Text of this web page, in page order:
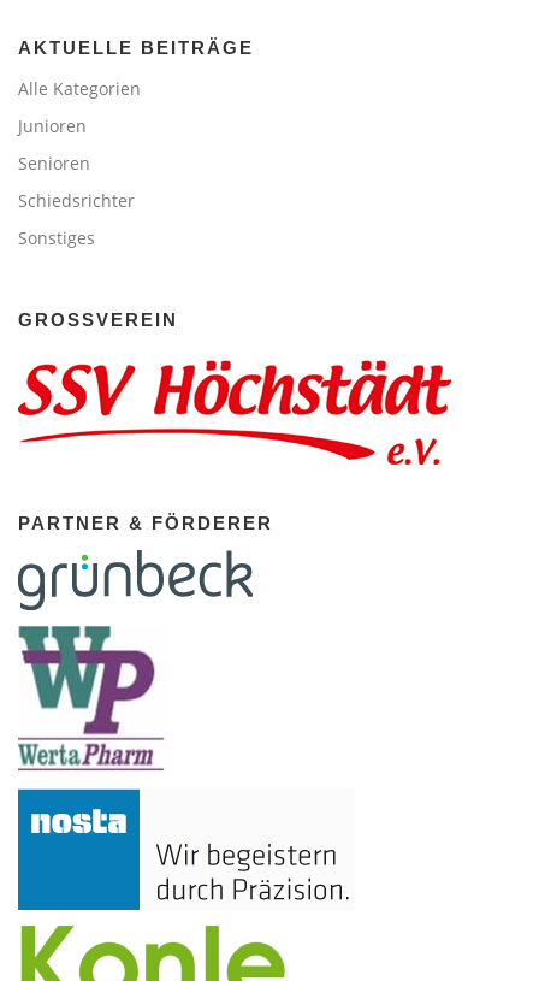
AKTUELLE BEITRÄGE
Alle Kategorien
Junioren
Senioren
Schiedsrichter
Sonstiges
GROSSVEREIN
PARTNER & FÖRDERER